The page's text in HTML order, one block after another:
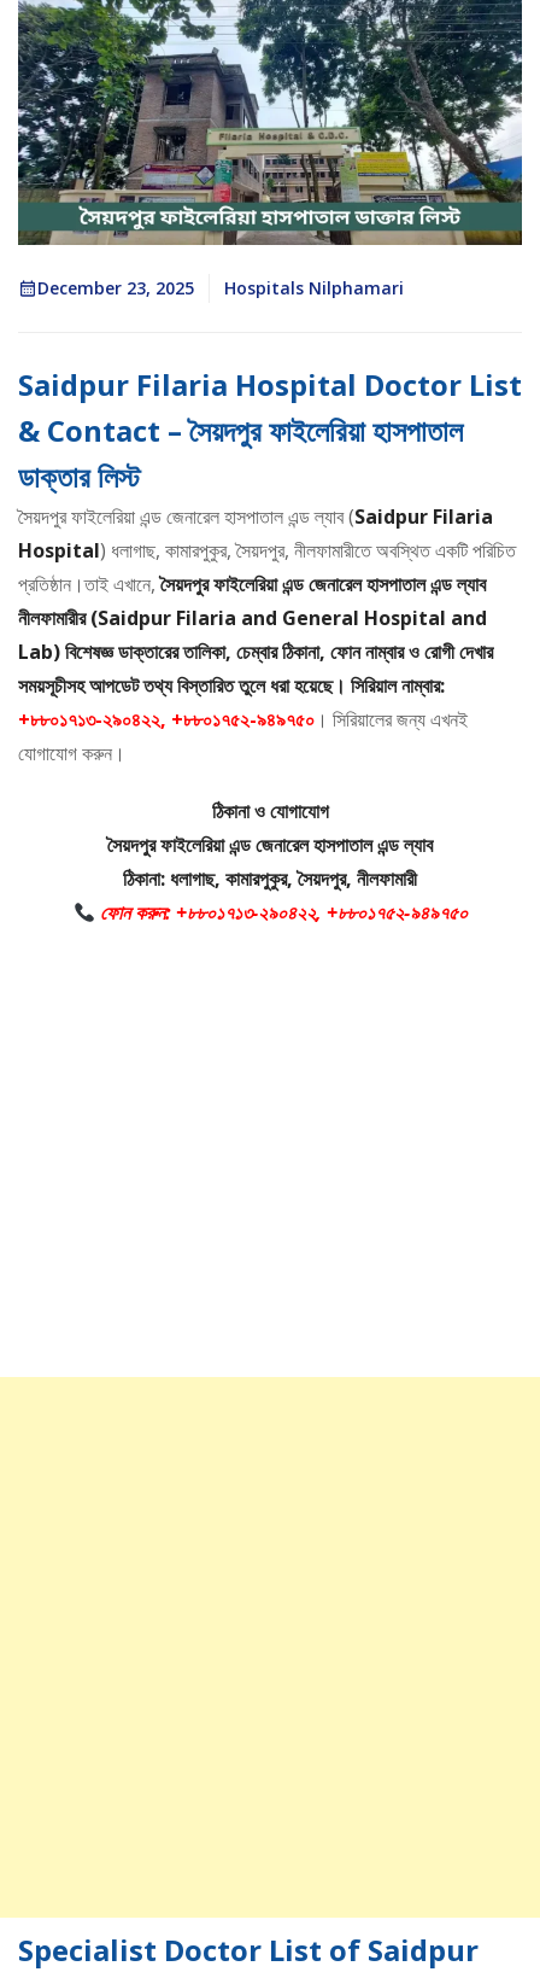
December 23, 2025 Hospitals Nilphamari
Saidpur Filaria Hospital Doctor List
& Contact – সৈয়দপুর ফাইলেরিয়া হাসপাতাল
ডাক্তার লিস্ট
সৈয়দপুর ফাইলেরিয়া এন্ড জেনারেল হাসপাতাল এন্ড ল্যাব (Saidpur Filaria
Hospital) ধলাগাছ, কামারপুকুর, সৈয়দপুর, নীলফামারীতে অবস্থিত একটি পরিচিত
প্রতিষ্ঠান।তাই এখানে,সৈয়দপুর ফাইলেরিয়া এন্ড জেনারেল হাসপাতাল এন্ড ল্যাব
নীলফামারীর (Saidpur Filaria and General Hospital and
Lab) বিশেষজ্ঞ ডাক্তারের তালিকা, চেম্বার ঠিকানা, ফোন নাম্বার ও রোগী দেখার
সময়সূচীসহ আপডেট তথ্য বিস্তারিত তুলে ধরা হয়েছে। সিরিয়াল নাম্বার:
+৮৮০১৭১৩-২৯০৪২২, +৮৮০১৭৫২-৯৪৯৭৫০ । সিরিয়ালের জন্য এখনই
যোগাযোগ করুন।
ঠিকানা ও যোগাযোগ
সৈয়দপুর ফাইলেরিয়া এন্ড জেনারেল হাসপাতাল এন্ড ল্যাব
ঠিকানা: ধলাগাছ, কামারপুকুর, সৈয়দপুর, নীলফামারী
ফোন করুন: +৮৮০১৭১৩-২৯০৪২২, +৮৮০১৭৫২-৯৪৯৭৫০
Specialist Doctor List of Saidpur